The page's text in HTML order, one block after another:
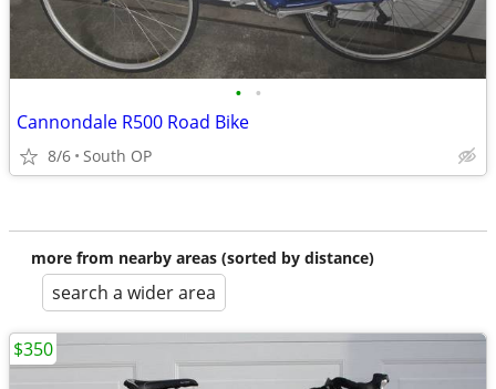
• •
Cannondale R500 Road Bike
8/6 South OP
more from nearby areas (sorted by distance)
search a wider area
$350